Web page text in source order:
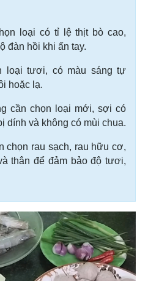
loại có tỉ lệ thịt bò cao,
đàn hồi khi ấn tay.
loại tươi, có màu sáng tự
hoặc lạ.
cần chọn loại mới, sợi có
dính và không có mùi chua.
chọn rau sạch, rau hữu cơ,
thân để đảm bảo độ tươi,